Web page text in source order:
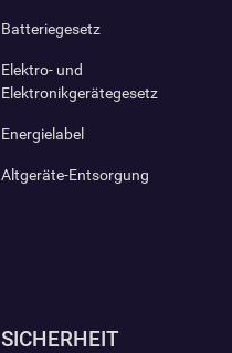
Batteriegesetz
Elektro- und
Elektronikgerätegesetz
Energielabel
Altgeräte-Entsorgung
SICHERHEIT